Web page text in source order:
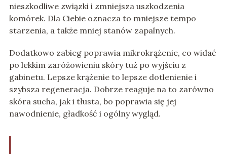
nieszkodliwe związki i zmniejsza uszkodzenia
komórek. Dla Ciebie oznacza to mniejsze tempo
starzenia, a także mniej stanów zapalnych.
Dodatkowo zabieg poprawia mikrokrążenie, co widać
po lekkim zaróżowieniu skóry tuż po wyjściu z
gabinetu. Lepsze krążenie to lepsze dotlenienie i
szybsza regeneracja. Dobrze reaguje na to zarówno
skóra sucha, jak i tłusta, bo poprawia się jej
nawodnienie, gładkość i ogólny wygląd.